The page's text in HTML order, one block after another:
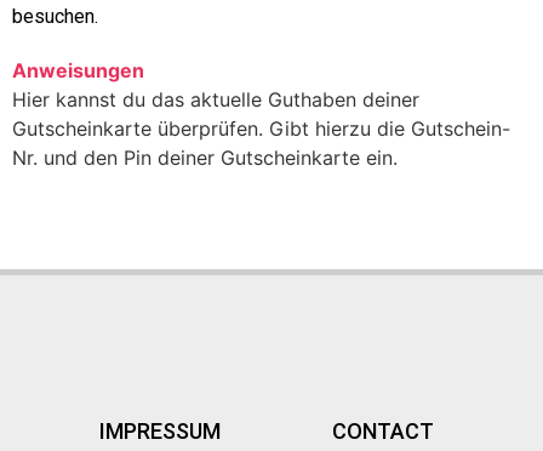
besuchen.
Anweisungen
Hier kannst du das aktuelle Guthaben deiner
Gutscheinkarte überprüfen. Gibt hierzu die Gutschein-
Nr. und den Pin deiner Gutscheinkarte ein.
IMPRESSUM CONTACT